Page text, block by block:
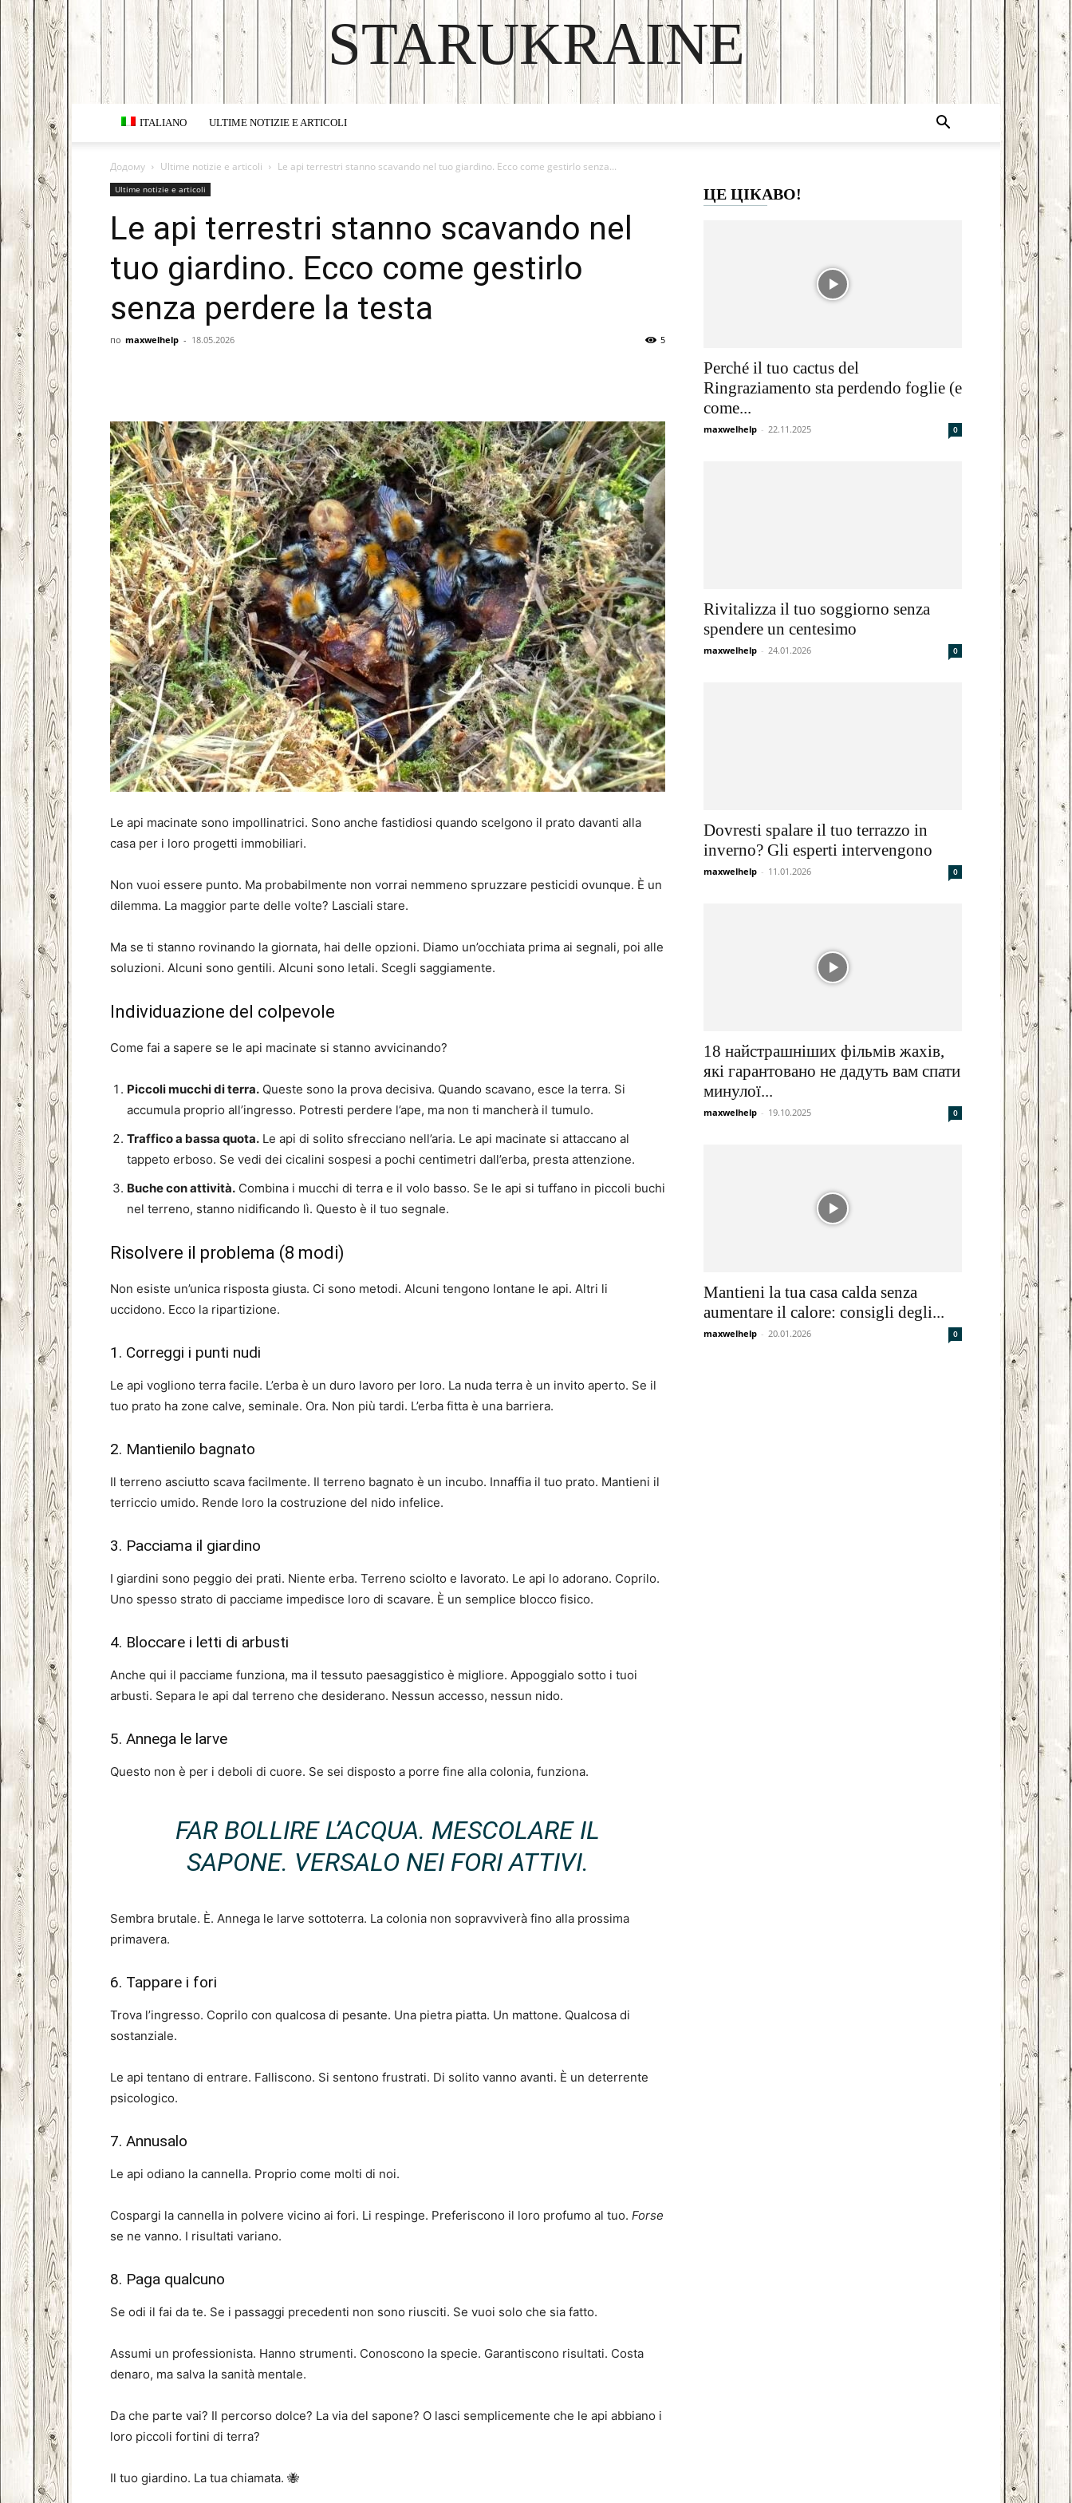
STARUKRAINE
DISCOVER THE ART OF PUBLISHING
ITALIANO ULTIME NOTIZIE E ARTICOLI
Додому Ultime notizie e articoli Le api terrestri stanno scavando nel tuo giardino. Ecco come gestirlo senza...
Ultime notizie e articoli
Le api terrestri stanno scavando nel
tuo giardino. Ecco come gestirlo
senza perdere la testa
по maxwelhelp - 18.05.2026 5
Email Print
Le api macinate sono impollinatrici. Sono anche fastidiosi quando scelgono il prato davanti alla
casa per i loro progetti immobiliari.
Non vuoi essere punto. Ma probabilmente non vorrai nemmeno spruzzare pesticidi ovunque. È un
dilemma. La maggior parte delle volte? Lasciali stare.
Ma se ti stanno rovinando la giornata, hai delle opzioni. Diamo un’occhiata prima ai segnali, poi alle
soluzioni. Alcuni sono gentili. Alcuni sono letali. Scegli saggiamente.
Individuazione del colpevole
Come fai a sapere se le api macinate si stanno avvicinando?
Piccoli mucchi di terra. Queste sono la prova decisiva. Quando scavano, esce la terra. Si
accumula proprio all’ingresso. Potresti perdere l’ape, ma non ti mancherà il tumulo.
Traffico a bassa quota. Le api di solito sfrecciano nell’aria. Le api macinate si attaccano al
tappeto erboso. Se vedi dei cicalini sospesi a pochi centimetri dall’erba, presta attenzione.
Buche con attività. Combina i mucchi di terra e il volo basso. Se le api si tuffano in piccoli buchi
nel terreno, stanno nidificando lì. Questo è il tuo segnale.
Risolvere il problema (8 modi)
Non esiste un’unica risposta giusta. Ci sono metodi. Alcuni tengono lontane le api. Altri li
uccidono. Ecco la ripartizione.
1. Correggi i punti nudi
Le api vogliono terra facile. L’erba è un duro lavoro per loro. La nuda terra è un invito aperto. Se il
tuo prato ha zone calve, seminale. Ora. Non più tardi. L’erba fitta è una barriera.
2. Mantienilo bagnato
Il terreno asciutto scava facilmente. Il terreno bagnato è un incubo. Innaffia il tuo prato. Mantieni il
terriccio umido. Rende loro la costruzione del nido infelice.
3. Pacciama il giardino
I giardini sono peggio dei prati. Niente erba. Terreno sciolto e lavorato. Le api lo adorano. Coprilo.
Uno spesso strato di pacciame impedisce loro di scavare. È un semplice blocco fisico.
4. Bloccare i letti di arbusti
Anche qui il pacciame funziona, ma il tessuto paesaggistico è migliore. Appoggialo sotto i tuoi
arbusti. Separa le api dal terreno che desiderano. Nessun accesso, nessun nido.
5. Annega le larve
Questo non è per i deboli di cuore. Se sei disposto a porre fine alla colonia, funziona.
FAR BOLLIRE L’ACQUA. MESCOLARE IL
SAPONE. VERSALO NEI FORI ATTIVI.
Sembra brutale. È. Annega le larve sottoterra. La colonia non sopravviverà fino alla prossima
primavera.
6. Tappare i fori
Trova l’ingresso. Coprilo con qualcosa di pesante. Una pietra piatta. Un mattone. Qualcosa di
sostanziale.
Le api tentano di entrare. Falliscono. Si sentono frustrati. Di solito vanno avanti. È un deterrente
psicologico.
7. Annusalo
Le api odiano la cannella. Proprio come molti di noi.
Cospargi la cannella in polvere vicino ai fori. Li respinge. Preferiscono il loro profumo al tuo. Forse
se ne vanno. I risultati variano.
8. Paga qualcuno
Se odi il fai da te. Se i passaggi precedenti non sono riusciti. Se vuoi solo che sia fatto.
Assumi un professionista. Hanno strumenti. Conoscono la specie. Garantiscono risultati. Costa
denaro, ma salva la sanità mentale.
Da che parte vai? Il percorso dolce? La via del sapone? O lasci semplicemente che le api abbiano i
loro piccoli fortini di terra?
Il tuo giardino. La tua chiamata. 🐝
ЦЕ ЦІКАВО!
Perché il tuo cactus del
Ringraziamento sta perdendo foglie (e
come...
maxwelhelp - 22.11.2025 0
Rivitalizza il tuo soggiorno senza
spendere un centesimo
maxwelhelp - 24.01.2026 0
Dovresti spalare il tuo terrazzo in
inverno? Gli esperti intervengono
maxwelhelp - 11.01.2026 0
18 найстрашніших фільмів жахів,
які гарантовано не дадуть вам спати
минулої...
maxwelhelp - 19.10.2025 0
Mantieni la tua casa calda senza
aumentare il calore: consigli degli...
maxwelhelp - 20.01.2026 0